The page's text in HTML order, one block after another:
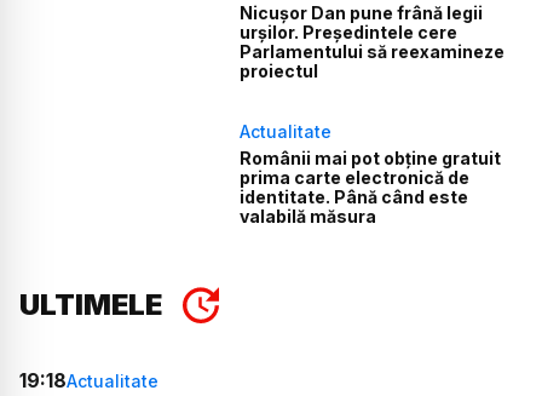
Nicușor Dan pune frână legii
urșilor. Președintele cere
Parlamentului să reexamineze
proiectul
Actualitate
Românii mai pot obține gratuit
prima carte electronică de
identitate. Până când este
valabilă măsura
ULTIMELE
19:18Actualitate